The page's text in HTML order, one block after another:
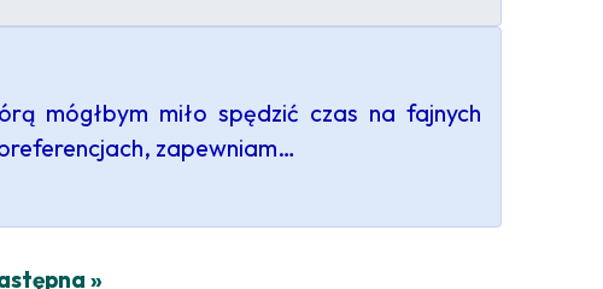
mógłbym miło spędzić czas na fajnych
zapewniam…
»